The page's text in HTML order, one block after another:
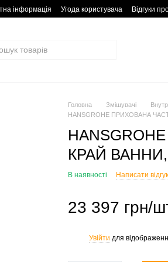
інформація Угода користувача Відгуки
Головна Змішувачі
HANSGROHE ПРИХОВАНА
КРАЙ
В наявності Написати відгук
23 397 грн/
Увійти для